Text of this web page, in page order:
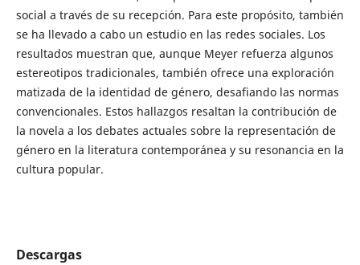
social a través de su recepción. Para este propósito, también
se ha llevado a cabo un estudio en las redes sociales. Los
resultados muestran que, aunque Meyer refuerza algunos
estereotipos tradicionales, también ofrece una exploración
matizada de la identidad de género, desafiando las normas
convencionales. Estos hallazgos resaltan la contribución de
la novela a los debates actuales sobre la representación de
género en la literatura contemporánea y su resonancia en la
cultura popular.
Descargas